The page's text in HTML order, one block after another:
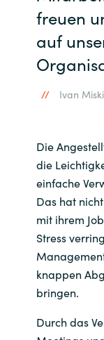
freuen
auf
Ivan
Die
die
einfache
Das hat
mit ihrem
Stress
knappen
bringen.
Durch das